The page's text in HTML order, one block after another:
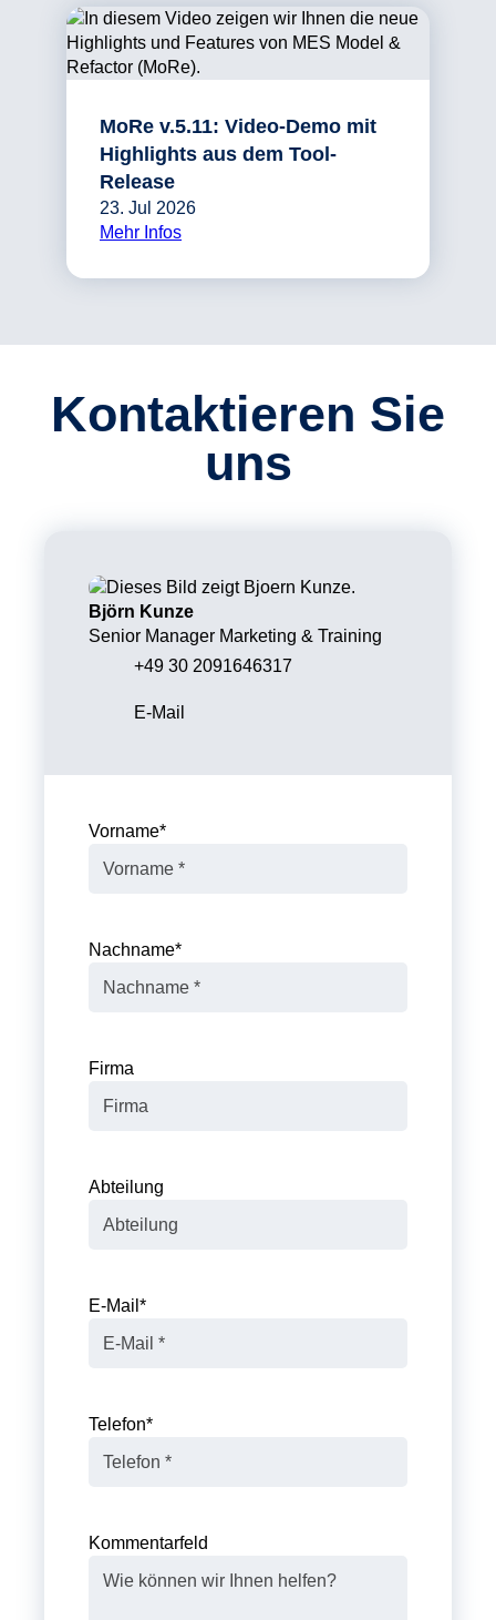
MoRe v.5.11: Video-Demo mit
Highlights aus dem Tool-
Release
23. Jul 2026
Mehr Infos
Kontaktieren Sie
uns
Björn Kunze
Senior Manager Marketing & Training
+49 30 2091646317
E-Mail
Vorname*
Nachname*
Firma
Abteilung
E-Mail *
Telefon*
Kommentarfeld